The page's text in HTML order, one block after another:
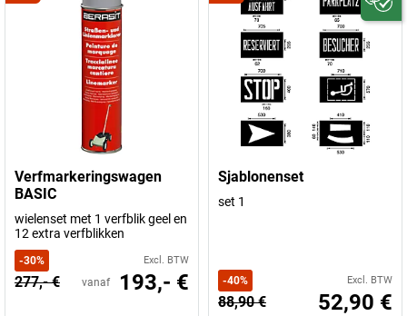
Verfmarkeringswagen
BASIC
wielenset met 1 verfblik geel en
12 extra verfblikken
-30% Excl. BTW
277,- € vanaf 193,- €
Sjablonenset
set 1
-40% Excl. BTW
88,90 € 52,90 €